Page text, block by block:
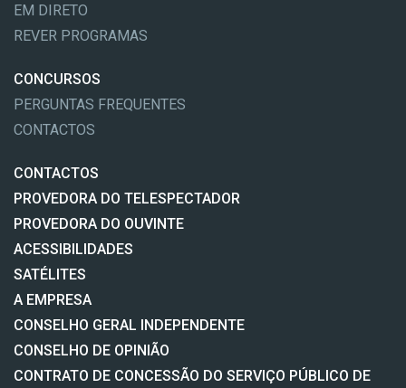
EM DIRETO
REVER PROGRAMAS
CONCURSOS
PERGUNTAS FREQUENTES
CONTACTOS
CONTACTOS
PROVEDORA DO TELESPECTADOR
PROVEDORA DO OUVINTE
ACESSIBILIDADES
SATÉLITES
A EMPRESA
CONSELHO GERAL INDEPENDENTE
CONSELHO DE OPINIÃO
CONTRATO DE CONCESSÃO DO SERVIÇO PÚBLICO DE